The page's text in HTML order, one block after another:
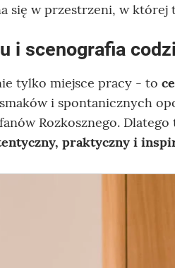
się w przestrzeni, w której
i scenografia
tylko miejsce pracy - to
i spontanicznych
Rozkosznego. Dlatego
praktyczny i